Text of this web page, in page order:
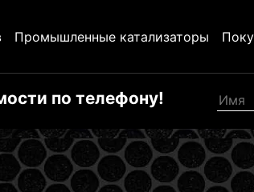
Промышленные катализаторы
по телефону!